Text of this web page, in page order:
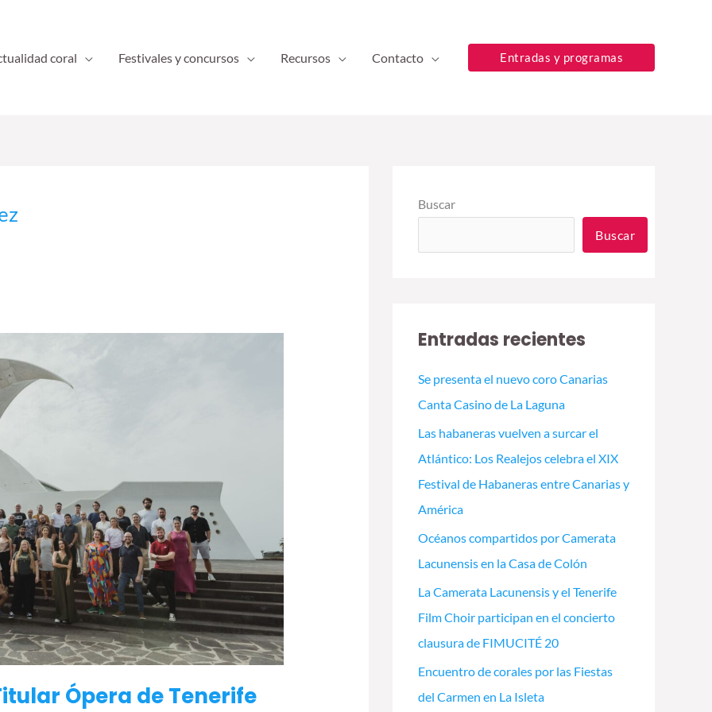
coral Festivales y concursos Recursos Contacto Entradas y programas
Ópera de Tenerife
Buscar
Buscar
Entradas recientes
Se presenta el nuevo coro Canarias
Canta Casino de La Laguna
Las habaneras vuelven a surcar el
Atlántico: Los Realejos celebra el XIX
Festival de Habaneras entre Canarias y
América
Océanos compartidos por Camerata
Lacunensis en la Casa de Colón
La Camerata Lacunensis y el Tenerife
Film Choir participan en el concierto
clausura de FIMUCITÉ 20
Encuentro de corales por las Fiestas
del Carmen en La Isleta